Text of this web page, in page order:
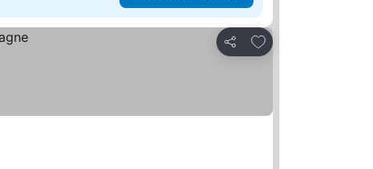
Partager
Ajouter à mes favoris